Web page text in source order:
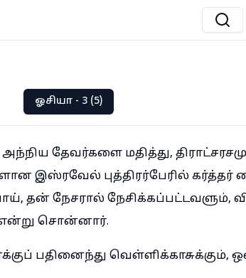
ஓசியா - 3 (5)
தேவர்களை மதித்து,
இஸ்ரவேல் புத்திரர்பேரில் கர்த்தர்
தன் நேசரால் நேசிக்கப்பட்டவளும்,
என்று சொன்னார்.
பதினைந்து வெள்ளிக்காசுக்கும்,